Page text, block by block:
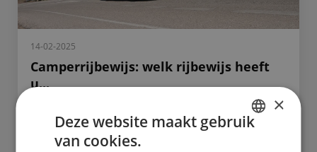
14-02-2025
Camperrijbewijs: welk rijbewijs heeft
u...
camperrijbewijs. Mag u met een gewoon B-
rijbewijs rijden, of heeft u een C1-rijbewijs
×
Deze website maakt gebruik
van cookies.